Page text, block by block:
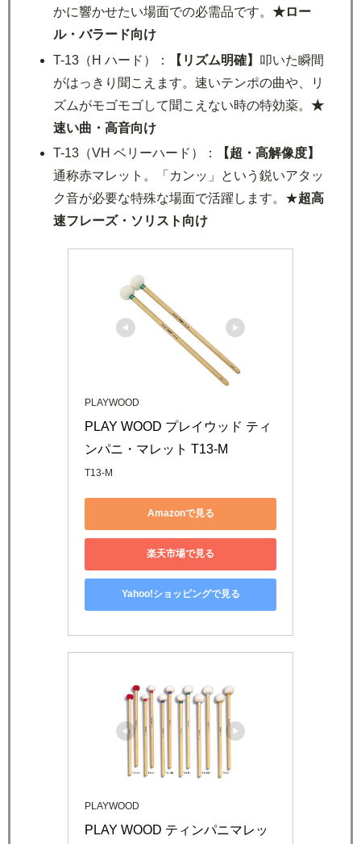
かに響かせたい場面での必需品です。★ロー
ル・バラード向け
T-13（H ハード）：
【リズム明確】 叩いた瞬間
がはっきり聞こえます。速いテンポの曲や、リ
ズムがモゴモゴして聞こえない時の特効薬。★
速い曲・高音向け
T-13（VH ベリーハード）：
【超・高解像度】
通称赤マレット。「カンッ」という鋭いアタッ
ク音が必要な特殊な場面で活躍します。★超高
速フレーズ・ソリスト向け
PLAYWOOD
PLAY WOOD プレイウッド ティ
ンパニ・マレット T13-M
T13-M
Amazonで見る
楽天市場で見る
Yahoo!ショッピングで見る
PLAYWOOD
PLAY WOOD ティンパニマレッ